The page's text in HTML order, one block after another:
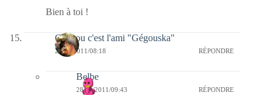
Bien à toi !
Coucou c'est l'ami "Gégouska"
28/01/2011/08:18 RÉPONDRE
Belbe
28/01/2011/09:43 RÉPONDRE